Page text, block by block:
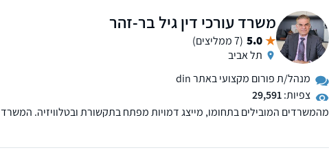
משרד עורכי דין גיל בר-זהר
5.0 (7 ממליצים)
תל אביב
מנהל/ת פורום מקצועי באתר din
צפיות:29,591
מהמשרדים המובילים בתחומו, מייצג דמויות מפתח בתקשורת ובטלוויזיה. המשרד